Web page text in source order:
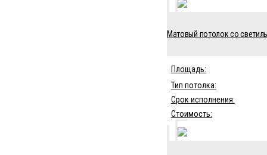
Матовый потолок со
Площадь:
Тип потолка:
Срок исполнения:
Стоимость: